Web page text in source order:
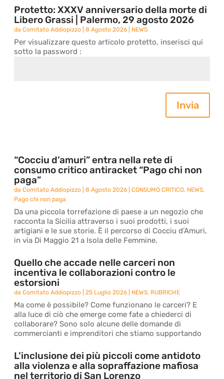
Protetto: XXXV anniversario della morte di
Libero Grassi | Palermo, 29 agosto 2026
daComitato Addiopizzo |8 Agosto 2026 NEWS
Per visualizzare questo articolo protetto, inserisci qui
sotto la password :
Invia
“Cocciu d’amuri” entra nella rete di
consumo critico antiracket “Pago chi non
paga”
daComitato Addiopizzo |8 Agosto 2026 |CONSUMO CRITICO, NEWS,
Pago chi non paga
Da una piccola torrefazione di paese a un negozio che
racconta la Sicilia attraverso i suoi prodotti, i suoi
artigiani e le sue storie. È il percorso di Cocciu d’Amuri,
in via Di Maggio 21 a Isola delle Femmine.
Quello che accade nelle carceri non
incentiva le collaborazioni contro le
estorsioni
daComitato Addiopizzo |25 Luglio 2026 NEWS, RUBRICHE
Ma come è possibile? Come funzionano le carceri? E
alla luce di ciò che emerge come fate a chiederci di
collaborare? Sono solo alcune delle domande di
commercianti e imprenditori che stiamo supportando
L’inclusione dei più piccoli come antidoto
alla violenza e alla sopraffazione mafiosa
nel territorio di San Lorenzo